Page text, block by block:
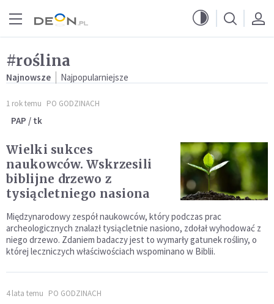
#roślina
Najnowsze Najpopularniejsze
1 rok temu PO GODZINACH
PAP / tk
Wielki sukces
naukowców. Wskrzesili
biblijne drzewo z
tysiącletniego nasiona
Międzynarodowy zespół naukowców, który podczas prac
archeologicznych znalazł tysiącletnie nasiono, zdołał wyhodować z
niego drzewo. Zdaniem badaczy jest to wymarły gatunek rośliny, o
której leczniczych właściwościach wspominano w Biblii.
4 lata temu PO GODZINACH